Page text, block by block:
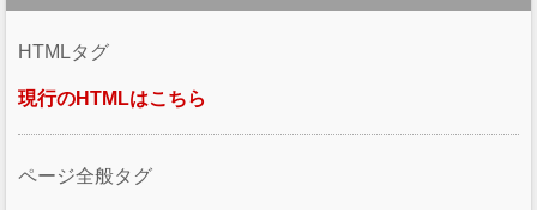
HTMLタグ
現行のHTMLはこちら
ページ全般タグ